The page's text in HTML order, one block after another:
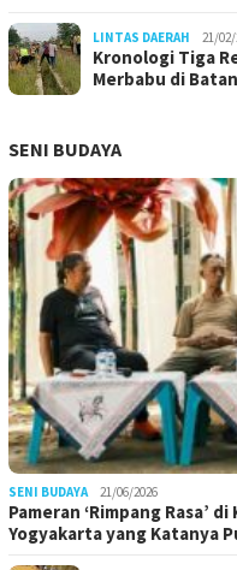
LINTAS DAERAH 21/02/
Kronologi Tiga
Merbabu di
SENI BUDAYA
SENI BUDAYA 21/06/2026
Pameran ‘Rimpang Rasa’
Yogyakarta yang Katanya